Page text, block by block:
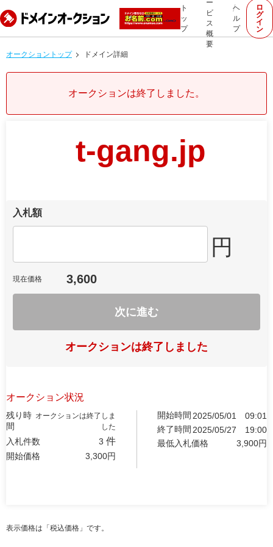
ト
ッ
プ
ー
ビ
ス
概
要
ヘ
ル
プ
ロ
グ
イ
ン
オークショントップ ドメイン詳細
オークションは終了しました。
t-gang.jp
入札額
円
現在価格 3,600
次に進む
オークションは終了しました
オークション状況
残り時
間
オークションは終了しま
した
入札件数 3 件
開始価格 3,300円
開始時間 2025/05/01
09:01
終了時間 2025/05/27
19:00
最低入札価格
3,900円
表示価格は「税込価格」です。